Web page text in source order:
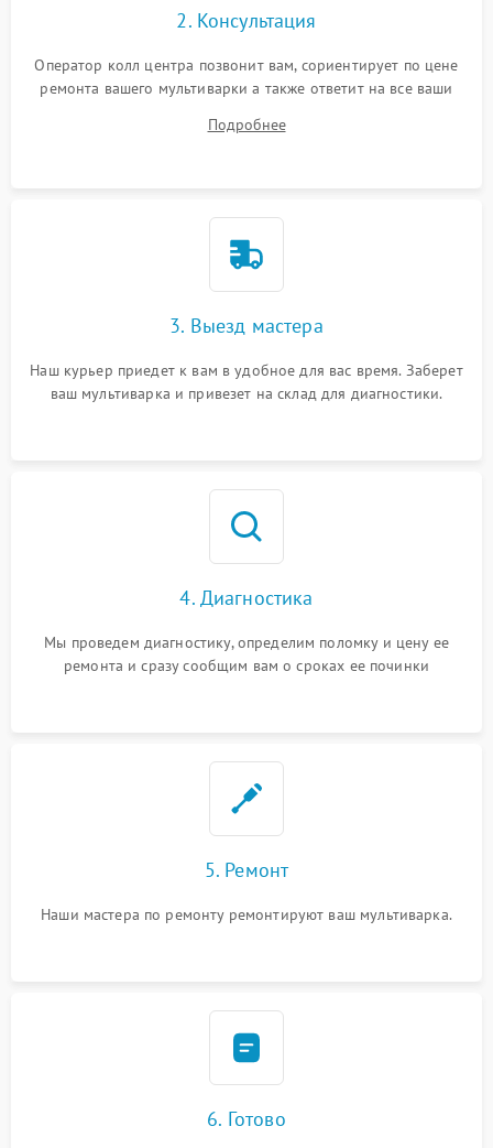
2. Консультация
Оператор колл центра позвонит вам, сориентирует по цене
ремонта вашего мультиварки а также ответит на все ваши
Подробнее
3. Выезд мастера
Наш курьер приедет к вам в удобное для вас время. Заберет
ваш мультиварка и привезет на склад для диагностики.
4. Диагностика
Мы проведем диагностику, определим поломку и цену ее
ремонта и сразу сообщим вам о сроках ее починки
5. Ремонт
Наши мастера по ремонту ремонтируют ваш мультиварка.
6. Готово